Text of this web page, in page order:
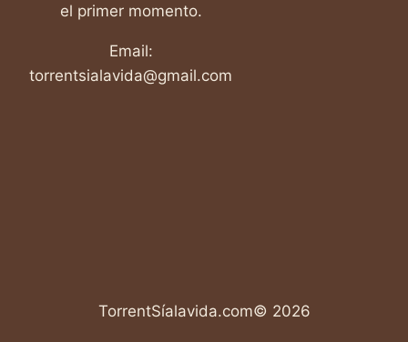
el primer momento.
Email:
torrentsialavida@gmail.com
TorrentSíalavida.com© 2026